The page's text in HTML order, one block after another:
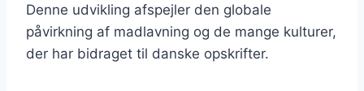
Denne udvikling afspejler den globale
påvirkning af madlavning og de mange kulturer,
der har bidraget til danske opskrifter.